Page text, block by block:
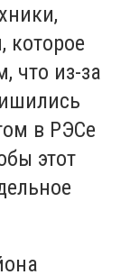
которое
что из-за
в РЭСе
этот